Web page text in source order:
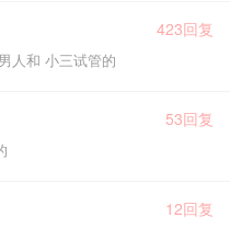
423回复
人和 小三试管的
53回复
12回复